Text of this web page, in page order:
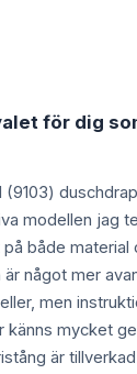
för dig
(9103)
modellen jag
både material
är något mer
men
känns mycket
är